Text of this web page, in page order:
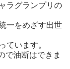
ラグランプリの
一をめざす出世
ています。
で油断はできま